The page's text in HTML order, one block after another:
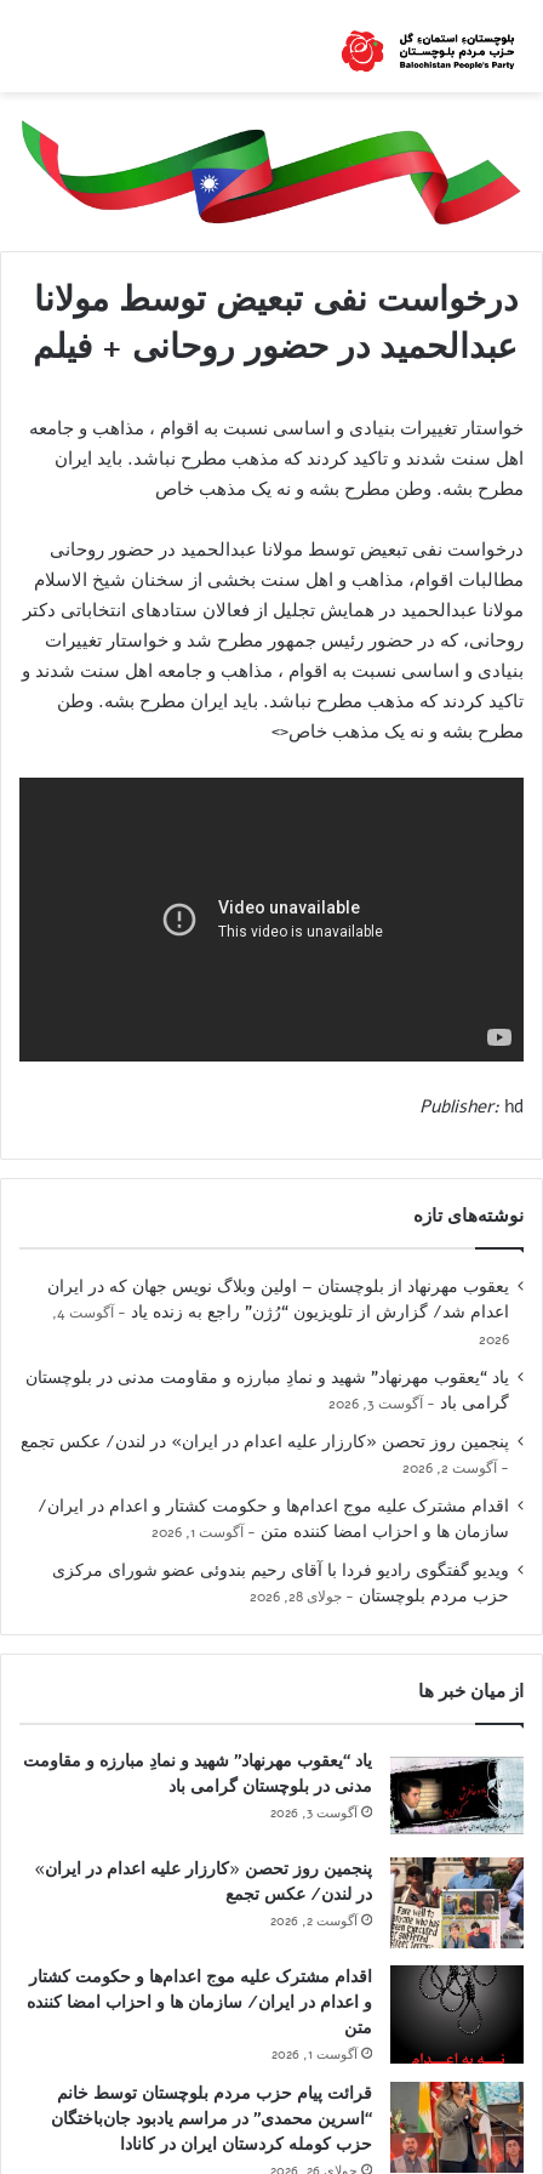
درخواست نفی تبعیض توسط مولانا
عبدالحمید در حضور روحانی + فیلم
خواستار تغییرات بنیادی و اساسی نسبت به اقوام ، مذاهب و جامعه
اهل سنت شدند و تاکید کردند که مذهب مطرح نباشد. باید ایران
مطرح بشه. وطن مطرح بشه و نه یک مذهب خاص
درخواست نفی تبعیض توسط مولانا عبدالحمید در حضور روحانی
مطالبات اقوام، مذاهب و اهل سنت بخشی از سخنان شیخ الاسلام
مولانا عبدالحمید در همايش تجليل از فعالان ستادهای انتخاباتی دکتر
روحانی، که در حضور رئیس جمهور مطرح شد و خواستار تغییرات
بنیادی و اساسی نسبت به اقوام ، مذاهب و جامعه اهل سنت شدند و
تاکید کردند که مذهب مطرح نباشد. باید ایران مطرح بشه. وطن
مطرح بشه و نه یک مذهب خاص<>
Publisher: hd
نوشته‌های تازه
یعقوب مهرنهاد از بلوچستان – اولین وبلاگ نویس جهان که در ایران
اعدام شد/ گزارش از تلویزیون “رُژن” راجع به زنده یاد
آگوست 4,
2026
یاد “یعقوب مهرنهاد” شهید و نمادِ مبارزه و مقاومت مدنی در بلوچستان
گرامی باد
آگوست 3, 2026
پنجمین روز تحصن «کارزار علیه اعدام در ایران» در لندن/ عکس تجمع
آگوست 2, 2026
اقدام مشترک علیه موج اعدام‌ها و حکومت کشتار و اعدام در ایران/
سازمان ها و احزاب امضا کننده متن
آگوست 1, 2026
ویدیو گفتگوی رادیو فردا با آقای رحیم بندوئی عضو شورای مرکزی
حزب مردم بلوچستان
جولای 28, 2026
از میان خبر ها
یاد “یعقوب مهرنهاد” شهید و نمادِ مبارزه و مقاومت
مدنی در بلوچستان گرامی باد
آگوست 3, 2026
پنجمین روز تحصن «کارزار علیه اعدام در ایران»
در لندن/ عکس تجمع
آگوست 2, 2026
اقدام مشترک علیه موج اعدام‌ها و حکومت کشتار
و اعدام در ایران/ سازمان ها و احزاب امضا کننده
متن
آگوست 1, 2026
قرائت پیام حزب مردم بلوچستان توسط خانم
“اسرین محمدی” در مراسم یادبود جان‌باختگان
حزب کومله کردستان ایران در کانادا